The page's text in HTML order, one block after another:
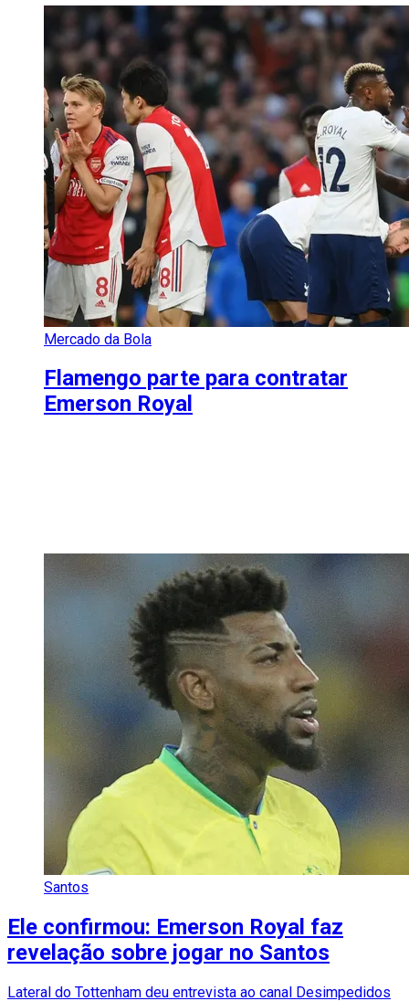
Mercado da Bola
Flamengo parte para contratar
Emerson Royal
Santos
Ele confirmou: Emerson Royal faz
revelação sobre jogar no Santos
Lateral do Tottenham deu entrevista ao canal Desimpedidos